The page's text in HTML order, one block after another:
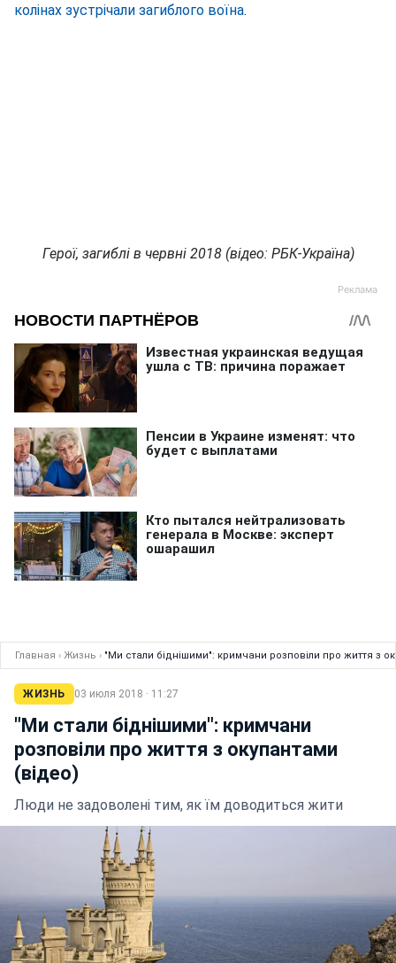
колінах зустрічали загиблого воїна.
Герої, загиблі в червні 2018 (відео: РБК-Україна)
Главная › Жизнь › "Ми стали біднішими": кримчани розповіли про життя з
ЖИЗНЬ 03 июля 2018 · 11:27
"Ми стали біднішими": кримчани
розповіли про життя з окупантами
(відео)
Люди не задоволені тим, як їм доводиться жити